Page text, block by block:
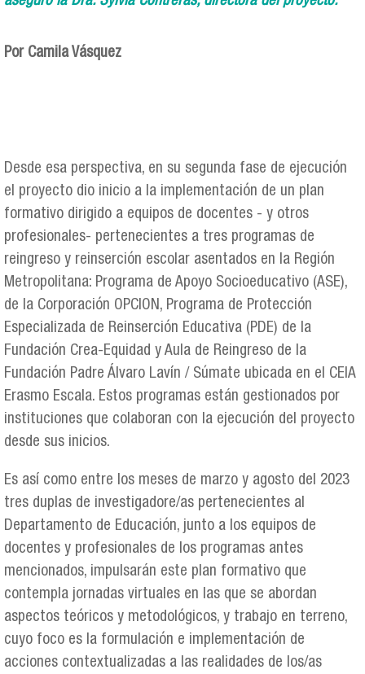
Por Camila Vásquez
Desde esa perspectiva, en su segunda fase de ejecución
el proyecto dio inicio a la implementación de un plan
formativo dirigido a equipos de docentes - y otros
profesionales- pertenecientes a tres programas de
reingreso y reinserción escolar asentados en la Región
Metropolitana: Programa de Apoyo Socioeducativo (ASE),
de la Corporación OPCION, Programa de Protección
Especializada de Reinserción Educativa (PDE) de la
Fundación Crea-Equidad y Aula de Reingreso de la
Fundación Padre Álvaro Lavín / Súmate ubicada en el CEIA
Erasmo Escala. Estos programas están gestionados por
instituciones que colaboran con la ejecución del proyecto
desde sus inicios.
Es así como entre los meses de marzo y agosto del 2023
tres duplas de investigadore/as pertenecientes al
Departamento de Educación, junto a los equipos de
docentes y profesionales de los programas antes
mencionados, impulsarán este plan formativo que
contempla jornadas virtuales en las que se abordan
aspectos teóricos y metodológicos, y trabajo en terreno,
cuyo foco es la formulación e implementación de
acciones contextualizadas a las realidades de los/as